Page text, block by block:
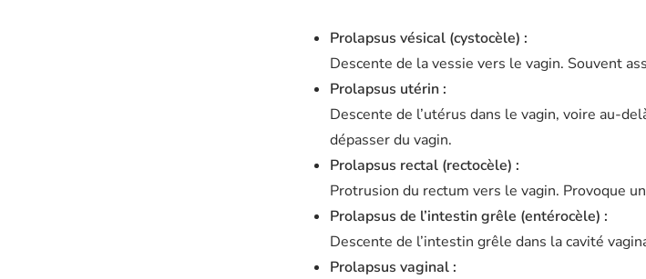
Prolapsus vésical (cystocèle) :
Descente de la vessie vers le vagin. Souvent
Prolapsus utérin :
Descente de l’utérus dans le vagin, voire au-
dépasser du vagin.
Prolapsus rectal (rectocèle) :
Protrusion du rectum vers le vagin. Provoque
Prolapsus de l’intestin grêle (entérocèle) :
Descente de l’intestin grêle dans la cavité
Prolapsus vaginal :